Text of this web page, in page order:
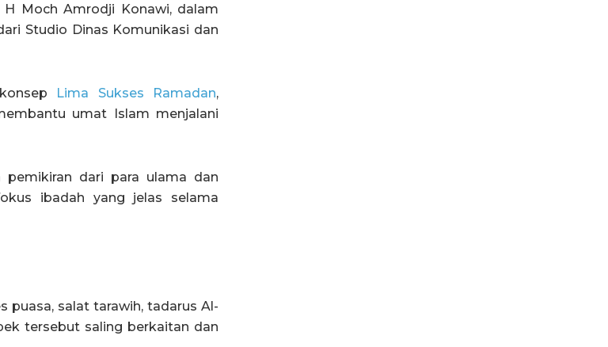
Moch Amrodji Konawi, dalam
Studio Dinas Komunikasi dan
Lima Sukses Ramadan,
umat Islam menjalani
pemikiran dari para ulama dan
ibadah yang jelas selama
puasa, salat tarawih, tadarus Al-
tersebut saling berkaitan dan